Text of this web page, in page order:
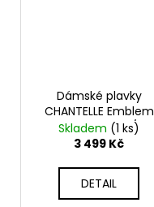
Dámské plavky
CHANTELLE Emblem
C17T10-C17T30/80
Skladem (1 ks)
3 499 Kč
DETAIL